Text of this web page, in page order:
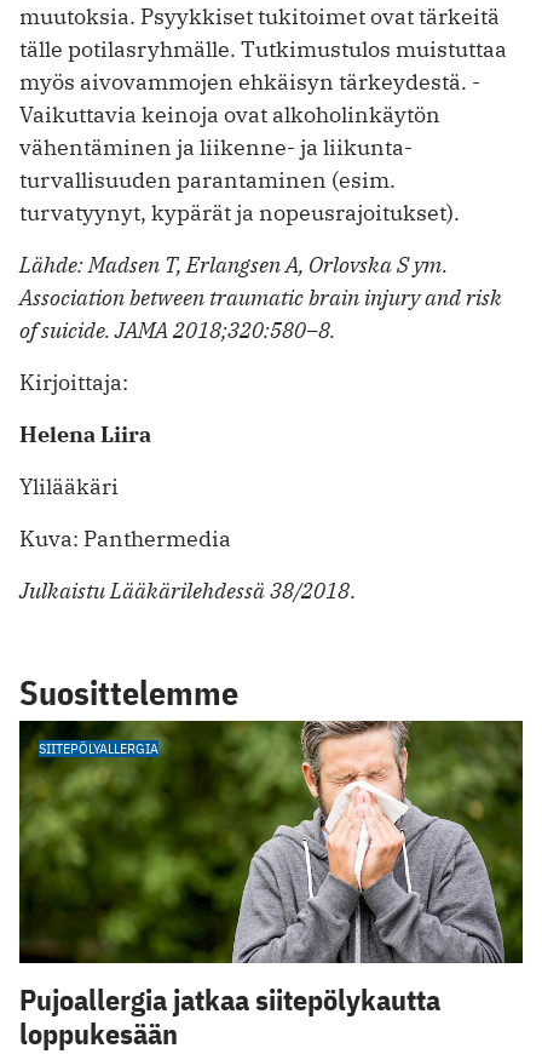
muutoksia. Psyykkiset tukitoimet ovat tärkeitä
tälle potilasryhmälle. Tutkimustulos muistuttaa
myös aivo­vammojen ehkäisyn tärkeydestä. ­
Vaikuttavia keinoja ovat alkoholinkäytön
vähentäminen ja liikenne- ja liikunta­
turvallisuuden parantaminen (esim.
turvatyynyt, kypärät ja nopeusrajoi­tukset).
Lähde: Madsen T, Erlangsen A, Orlovska S ym.
Association ­between traumatic brain injury and risk
of suicide. JAMA 2018;320:580–8.
Kirjoittaja:
Helena Liira
Ylilääkäri
Kuva: Panthermedia
Julkaistu Lääkärilehdessä 38/2018.
Suosittelemme
SIITEPÖLYALLERGIA
Pujoallergia jatkaa siitepölykautta
loppukesään